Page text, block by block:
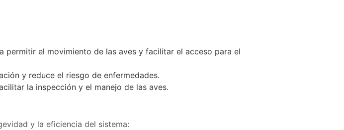
permitir el movimiento de las aves y facilitar el acceso para el
y reduce el riesgo de enfermedades.
la inspección y el manejo de las aves.
y la eficiencia del sistema: